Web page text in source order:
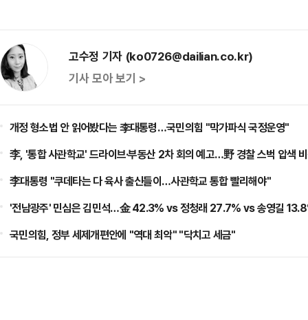
고수정 기자 (ko0726@dailian.co.kr)
기사 모아 보기 >
개정 형소법 안 읽어봤다는 李대통령…국민의힘 "막가파식 국정운영"
李, '통합 사관학교' 드라이브·부동산 2차 회의 예고…野 경찰 스벅 압색
李대통령 "쿠데타는 다 육사 출신들이…사관학교 통합 빨리해야"
'전남광주' 민심은 김민석…金 42.3% vs 정청래 27.7% vs 송영길
국민의힘, 정부 세제개편안에 "역대 최악" "닥치고 세금"